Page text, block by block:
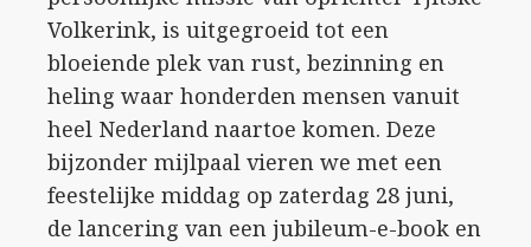
Volkerink, is uitgegroeid tot een
bloeiende plek van rust, bezinning en
heling waar honderden mensen vanuit
heel Nederland naartoe komen. Deze
bijzonder mijlpaal vieren we met een
feestelijke middag op zaterdag 28 juni,
de lancering van een jubileum-e-book en